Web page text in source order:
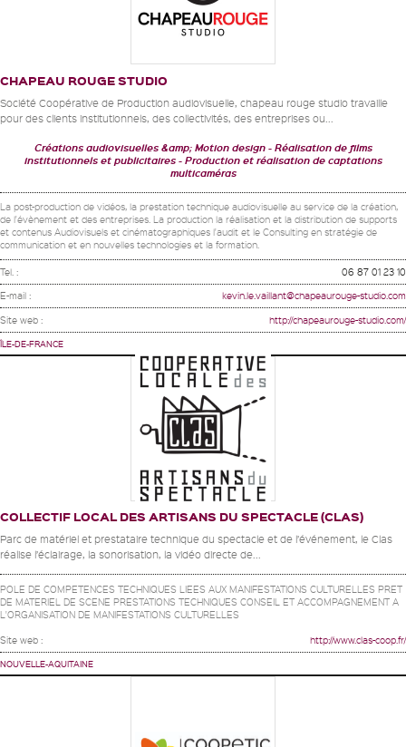
CHAPEAU ROUGE STUDIO
Société Coopérative de Production audiovisuelle, chapeau rouge studio travaille
pour des clients institutionnels, des collectivités, des entreprises ou...
Créations audiovisuelles &amp; Motion design
Réalisation de films
institutionnels et publicitaires
Production et réalisation de captations
multicaméras
La post-production de vidéos, la prestation technique audiovisuelle au service de la création,
de l'évènement et des entreprises. La production la réalisation et la distribution de supports
et contenus Audiovisuels et cinématographiques l'audit et le Consulting en stratégie de
communication et en nouvelles technologies et la formation.
Tel. : 06 87 01 23 10
E-mail : kevin.le.vaillant@chapeaurouge-studio.com
Site web : http://chapeaurouge-studio.com/
ÎLE-DE-FRANCE
COLLECTIF LOCAL DES ARTISANS DU SPECTACLE (CLAS)
Parc de matériel et prestataire technique du spectacle et de l’événement, le Clas
réalise l’éclairage, la sonorisation, la vidéo directe de...
POLE DE COMPETENCES TECHNIQUES LIEES AUX MANIFESTATIONS CULTURELLES PRET
DE MATERIEL DE SCENE PRESTATIONS TECHNIQUES CONSEIL ET ACCOMPAGNEMENT A
L'ORGANISATION DE MANIFESTATIONS CULTURELLES
Site web : http://www.clas-coop.fr/
NOUVELLE-AQUITAINE